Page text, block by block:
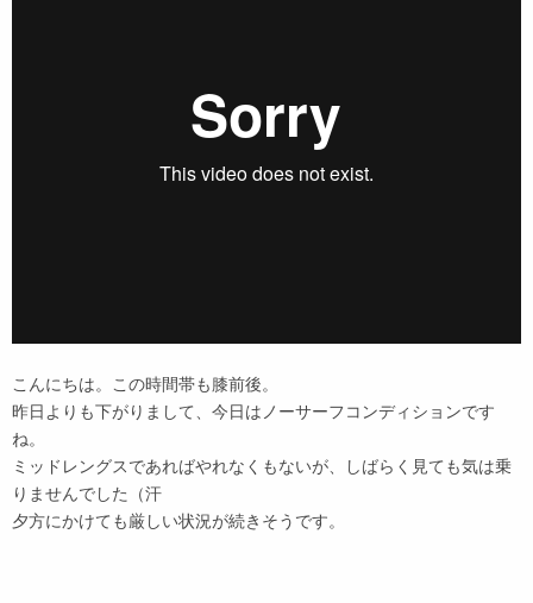
こんにちは。この時間帯も膝前後。
昨日よりも下がりまして、今日はノーサーフコンディションです
ね。
ミッドレングスであればやれなくもないが、しばらく見ても気は乗
りませんでした（汗
夕方にかけても厳しい状況が続きそうです。